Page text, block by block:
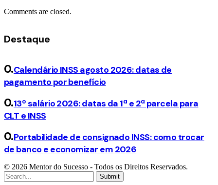
Comments are closed.
Destaque
Calendário INSS agosto 2026: datas de
pagamento por benefício
13º salário 2026: datas da 1ª e 2ª parcela para
CLT e INSS
Portabilidade de consignado INSS: como trocar
de banco e economizar em 2026
© 2026 Mentor do Sucesso - Todos os Direitos Reservados.
Submit